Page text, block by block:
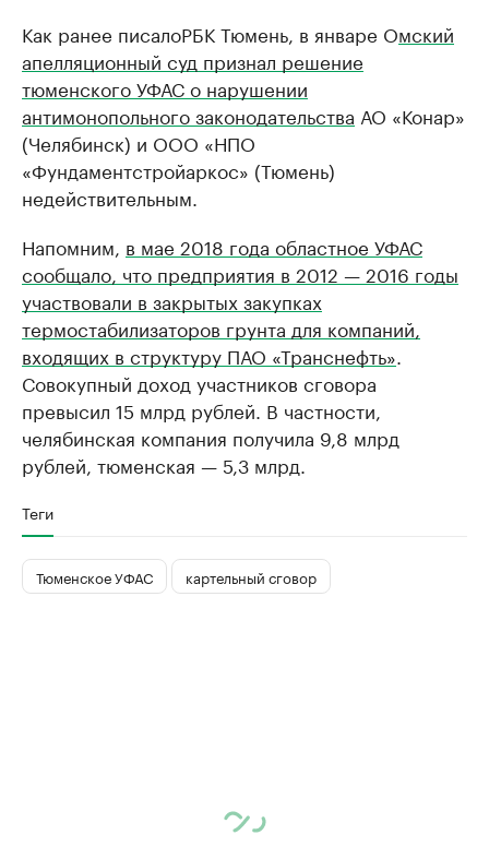
Как ранее писалоРБК Тюмень, в январе Омский
апелляционный суд признал решение
тюменского УФАС о нарушении
антимонопольного законодательства АО «Конар»
(Челябинск) и ООО «НПО
«Фундаментстройаркос» (Тюмень)
недействительным.
Напомним, в мае 2018 года областное УФАС
сообщало, что предприятия в 2012 — 2016 годы
участвовали в закрытых закупках
термостабилизаторов грунта для компаний,
входящих в структуру ПАО «Транснефть».
Совокупный доход участников сговора
превысил 15 млрд рублей. В частности,
челябинская компания получила 9,8 млрд
рублей, тюменская — 5,3 млрд.
Теги
Тюменское УФАС картельный сговор